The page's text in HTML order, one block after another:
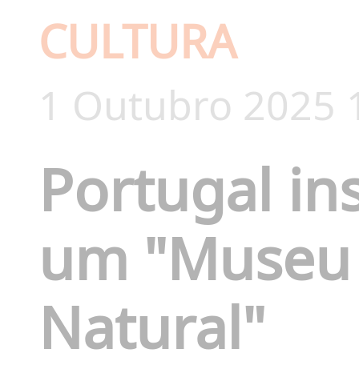
CULTURA
1 Outubro 2025
Portugal
um
Natural"